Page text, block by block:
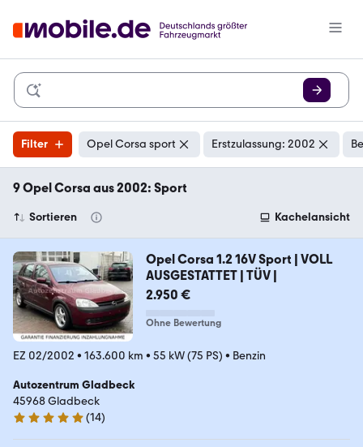
Filter Opel Corsa sport Erstzulassung: 2002
9 Opel Corsa aus 2002: Sport
Sortieren Kachelansicht
Opel Corsa 1.2 16V Sport | VOLL
AUSGESTATTET | TÜV |
2.950 €
Ohne Bewertung
EZ 02/2002 • 163.600 km • 55 kW (75 PS) • Benzin
Autozentrum Gladbeck
45968 Gladbeck
4.8 Sterne
(14)